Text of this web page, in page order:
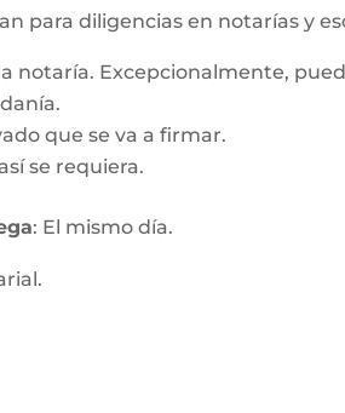
para diligencias en notarías y
notaría. Excepcionalmente,
que se va a firmar.
se requiera.
: El mismo día.